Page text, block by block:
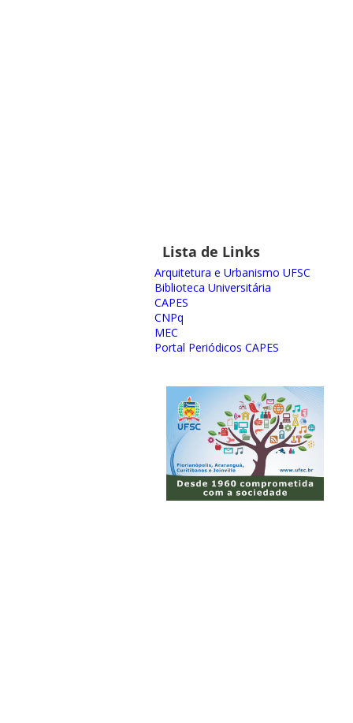
Lista de Links
Arquitetura e Urbanismo UFSC
Biblioteca Universitária
CAPES
CNPq
MEC
Portal Periódicos CAPES